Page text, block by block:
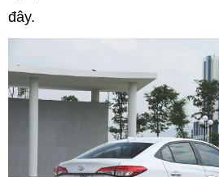
đây.